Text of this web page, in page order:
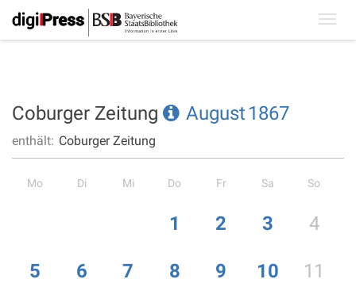
Coburger Zeitung August 1867
enthält: Coburger Zeitung
Mo Di Mi Do Fr Sa So
1 2 3 4
5 6 7 8 9 10 11